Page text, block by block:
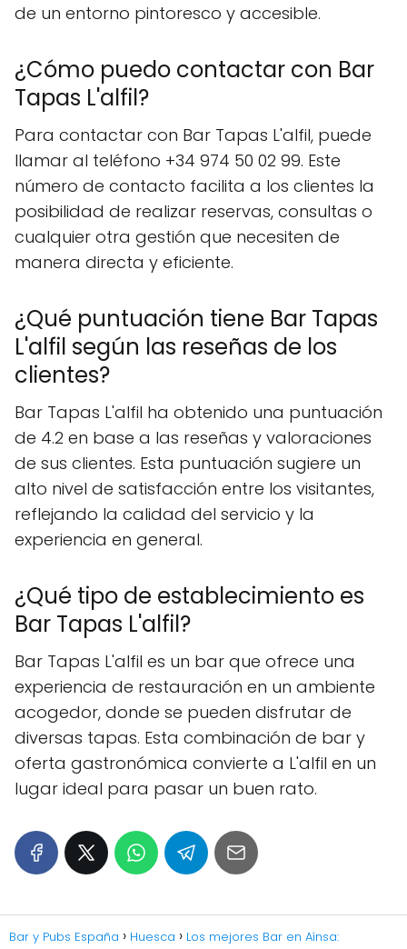
de un entorno pintoresco y accesible.
¿Cómo puedo contactar con Bar
Tapas L'alfil?
Para contactar con Bar Tapas L'alfil, puede
llamar al teléfono +34 974 50 02 99. Este
número de contacto facilita a los clientes la
posibilidad de realizar reservas, consultas o
cualquier otra gestión que necesiten de
manera directa y eficiente.
¿Qué puntuación tiene Bar Tapas
L'alfil según las reseñas de los
clientes?
Bar Tapas L'alfil ha obtenido una puntuación
de 4.2 en base a las reseñas y valoraciones
de sus clientes. Esta puntuación sugiere un
alto nivel de satisfacción entre los visitantes,
reflejando la calidad del servicio y la
experiencia en general.
¿Qué tipo de establecimiento es
Bar Tapas L'alfil?
Bar Tapas L'alfil es un bar que ofrece una
experiencia de restauración en un ambiente
acogedor, donde se pueden disfrutar de
diversas tapas. Esta combinación de bar y
oferta gastronómica convierte a L'alfil en un
lugar ideal para pasar un buen rato.
Bar y Pubs España Huesca Los mejores Bar en Aínsa: